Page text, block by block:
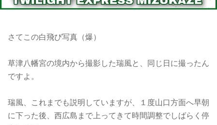
さてこの白飛び写真（爆）
草津八幡宮の境内から撮影した瑞風と、同じ日に撮ったん
ですよ。
瑞風、これまでも説明していますが、１度山口方面へ早朝
に下った後、西広島まで上ってきて時間調整でしばらく停